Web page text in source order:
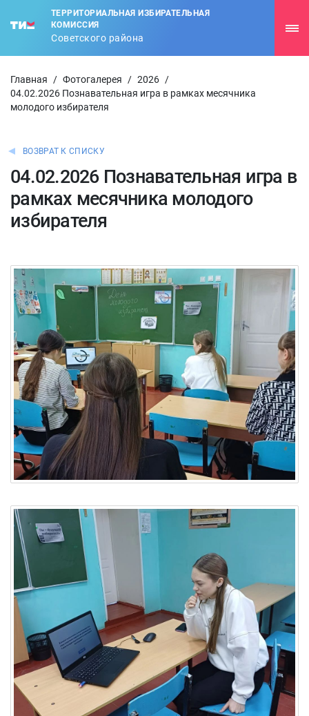
ТЕРРИТОРИАЛЬНАЯ ИЗБИРАТЕЛЬНАЯ
КОМИССИЯ
Советского района
Главная / Фотогалерея / 2026 /
04.02.2026 Познавательная игра в рамках месячника
молодого избирателя
ВОЗВРАТ К СПИСКУ
04.02.2026 Познавательная игра в
рамках месячника молодого
избирателя